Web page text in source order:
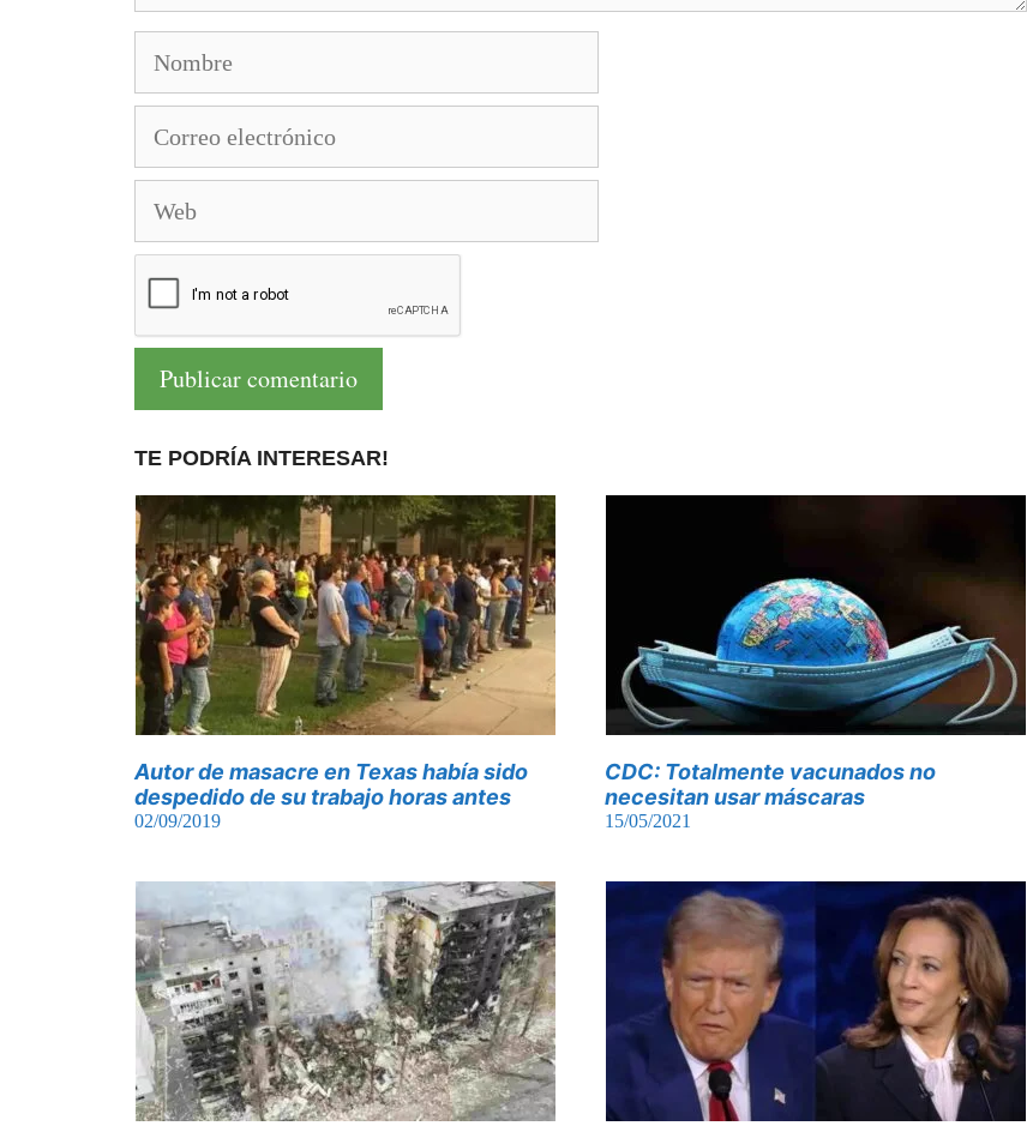
electrónico
TE PODRÍA INTERESAR!
Autor de masacre en Texas había sido
despedido de su trabajo horas antes
02/09/2019
CDC: Totalmente vacunados no
necesitan usar máscaras
15/05/2021